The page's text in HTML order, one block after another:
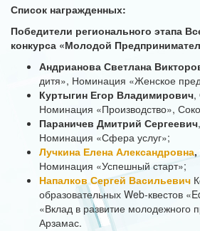
Список награжденных:
Победители регионального этапа
конкурса «Молодой
Андрианова Светлана
дитя», Номинация «Женское
Куртыгин Егор Владимирович,
Номинация «Производство»,
Параничев Дмитрий Сергеевич
Номинация «Сфера услуг»;
Лучкина Елена Александровна,
Номинация «Успешный старт»;
Напалков Сергей Васильевич
образовательных Web-квестов
«Вклад в развитие молодежного
Арзамас.